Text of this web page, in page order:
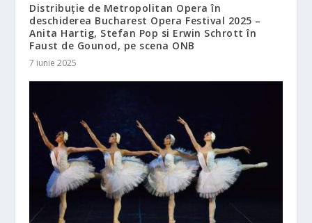
Distribuție de Metropolitan Opera în
deschiderea Bucharest Opera Festival 2025 –
Anita Hartig, Stefan Pop si Erwin Schrott în
Faust de Gounod, pe scena ONB
7 iunie 2025